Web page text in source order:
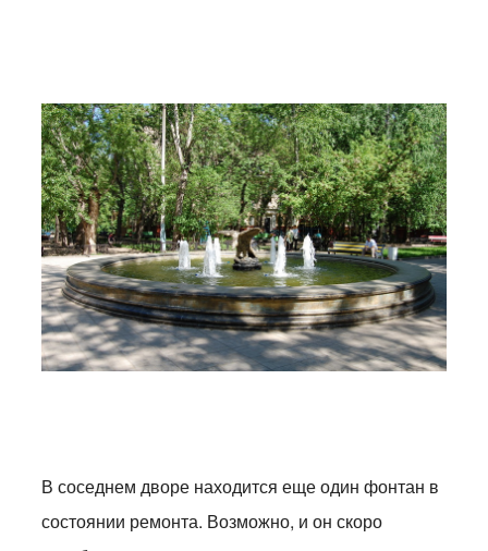
В соседнем дворе находится еще один фонтан в
состоянии ремонта. Возможно, и он скоро